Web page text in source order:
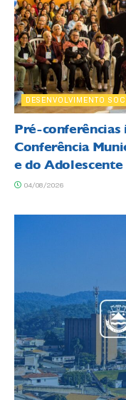
DESENVOLVIMENTO
Pré-conferências
Conferência
e do Adolescente
04/08/2026